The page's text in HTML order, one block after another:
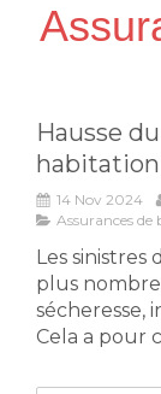
Hausse
habitation
14 Nov 2024
Assurances de
Les
plus
sécheresse,
Cela a pour